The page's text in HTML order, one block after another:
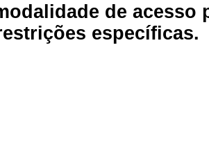
de
específicas.